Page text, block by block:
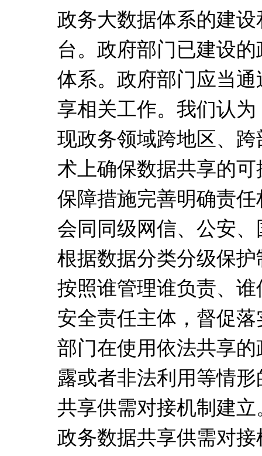
政务大数据体系的建
台。政府部门已建设
体系。政府部门应当
享相关工作。我们认
现政务领域跨地区、
术上确保数据共享的可
保障措施完善明确责
会同同级网信、公安
根据数据分类分级保
按照谁管理谁负责、
安全责任主体，督促
部门在使用依法共享
露或者非法利用等情
共享供需对接机制建
政务数据共享供需对